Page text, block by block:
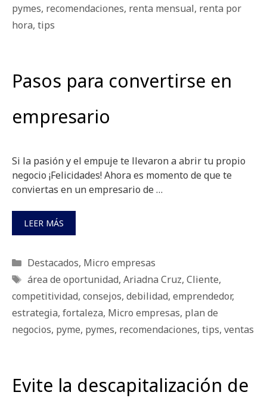
pymes, recomendaciones, renta mensual, renta por
hora, tips
Pasos para convertirse en
empresario
Si la pasión y el empuje te llevaron a abrir tu propio
negocio ¡Felicidades! Ahora es momento de que te
conviertas en un empresario de …
LEER MÁS
Categorías
Destacados, Micro empresas
Etiquetas
área de oportunidad, Ariadna Cruz, Cliente,
competitividad, consejos, debilidad, emprendedor,
estrategia, fortaleza, Micro empresas, plan de
negocios, pyme, pymes, recomendaciones, tips, ventas
Evite la descapitalización de